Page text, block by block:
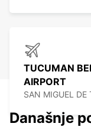
TUCUMAN
AIRPORT
SAN MIGUEL
Današnje